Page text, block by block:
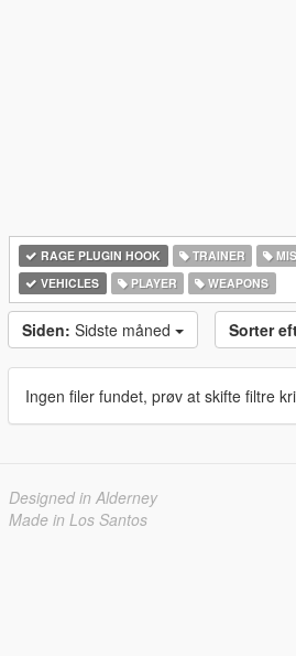
RAGE PLUGIN HOOK TRAINER
VEHICLES
PLAYER WEAPONS
Siden: Sidste måned Sorter
Ingen filer fundet, prøv at skifte filtre
Designed in Alderney
Made in Los Santos